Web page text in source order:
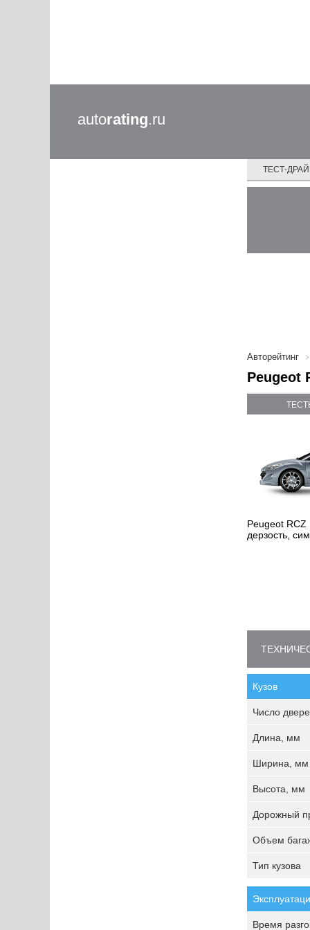
autorating.ru
ТЕСТ-
Авторейтинг
Peugeot
Peugeot RCZ
дерзость,
Кузов
Число
Длина, мм
Ширина, мм
Высота, мм
Дорожный
Объем
Тип кузова
Время